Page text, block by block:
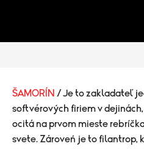
ŠAMORÍN / Je to zakladateľ
softvérových firiem v
ocitá na prvom mieste
svete. Zároveń je to filantrop,